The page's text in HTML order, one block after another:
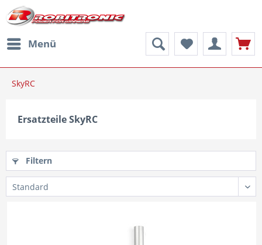
Menü
SkyRC
Ersatzteile SkyRC
Filtern